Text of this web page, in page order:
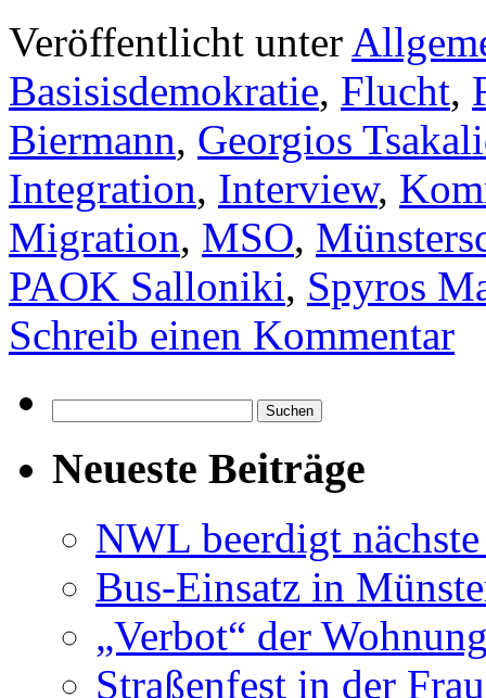
Veröffentlicht unter
Basisisdemokratie, Flucht,
Biermann, Georgios
Integration, Interview,
Migration, MSO,
PAOK Salloniki, Spyros
Schreib einen Kommentar
nach:
Neueste Beiträge
NWL beerdigt
Bus-Einsatz in
„Verbot“ der
Straßenfest in der